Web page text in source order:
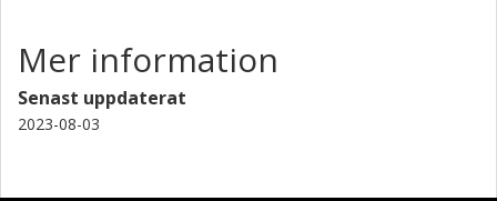
Mer information
Senast uppdaterat
2023-08-03